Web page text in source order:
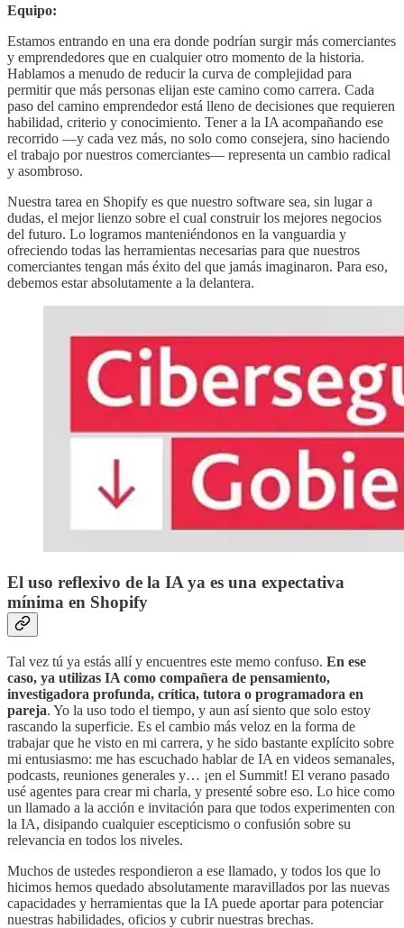
Equipo:
Estamos entrando en una era donde podrían surgir más comerciantes
y emprendedores que en cualquier otro momento de la historia.
Hablamos a menudo de reducir la curva de complejidad para
permitir que más personas elijan este camino como carrera. Cada
paso del camino emprendedor está lleno de decisiones que requieren
habilidad, criterio y conocimiento. Tener a la IA acompañando ese
recorrido —y cada vez más, no solo como consejera, sino haciendo
el trabajo por nuestros comerciantes— representa un cambio radical
y asombroso.
Nuestra tarea en Shopify es que nuestro software sea, sin lugar a
dudas, el mejor lienzo sobre el cual construir los mejores negocios
del futuro. Lo logramos manteniéndonos en la vanguardia y
ofreciendo todas las herramientas necesarias para que nuestros
comerciantes tengan más éxito del que jamás imaginaron. Para eso,
debemos estar absolutamente a la delantera.
El uso reflexivo de la IA ya es una expectativa
mínima en Shopify
Tal vez tú ya estás allí y encuentres este memo confuso. En ese
caso, ya utilizas IA como compañera de pensamiento,
investigadora profunda, crítica, tutora o programadora en
pareja. Yo la uso todo el tiempo, y aun así siento que solo estoy
rascando la superficie. Es el cambio más veloz en la forma de
trabajar que he visto en mi carrera, y he sido bastante explícito sobre
mi entusiasmo: me has escuchado hablar de IA en videos semanales,
podcasts, reuniones generales y… ¡en el Summit! El verano pasado
usé agentes para crear mi charla, y presenté sobre eso. Lo hice como
un llamado a la acción e invitación para que todos experimenten con
la IA, disipando cualquier escepticismo o confusión sobre su
relevancia en todos los niveles.
Muchos de ustedes respondieron a ese llamado, y todos los que lo
hicimos hemos quedado absolutamente maravillados por las nuevas
capacidades y herramientas que la IA puede aportar para potenciar
nuestras habilidades, oficios y cubrir nuestras brechas.